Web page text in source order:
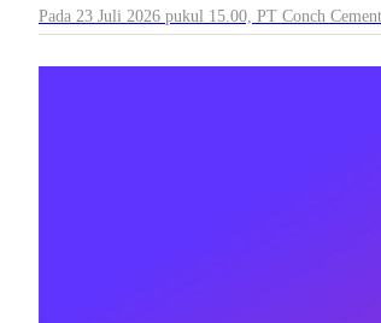
Pada 23 Juli 2026 pukul 15.00, PT Conch